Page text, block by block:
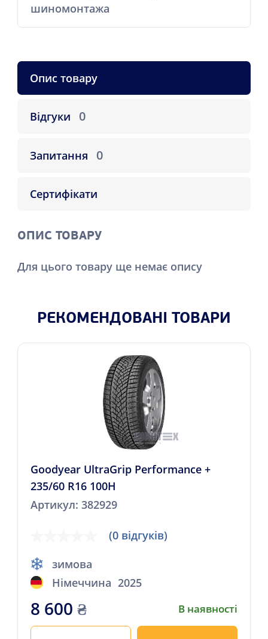
шиномонтажа
Опис товару
Відгуки 0
Запитання 0
Сертифікати
ОПИС ТОВАРУ
Для цього товару ще немає опису
РЕКОМЕНДОВАНІ ТОВАРИ
Goodyear UltraGrip Performance +
235/60 R16 100H
Артикул: 382929
(0 відгуків)
зимова
Німеччина 2025
8 600 ₴ В наявності